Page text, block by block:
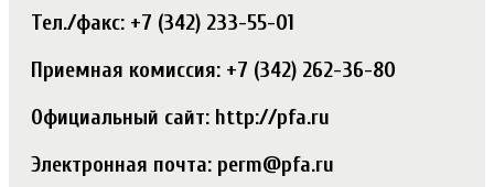
Тел./факс: +7 (342) 233-55-01
Приемная комиссия: +7 (342) 262-36-80
Официальный сайт: http://pfa.ru
Электронная почта: perm@pfa.ru